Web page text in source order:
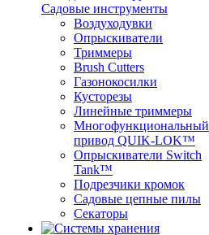
Садовые инструменты
Воздуходувки
Опрыскиватели
Триммеры
Brush Cutters
Газонокосилки
Кусторезы
Линейные триммеры
Многофункциональный
привод QUIK-LOK™
Опрыскиватели Switch
Tank™
Подрезчики кромок
Садовые цепные пилы
Секаторы